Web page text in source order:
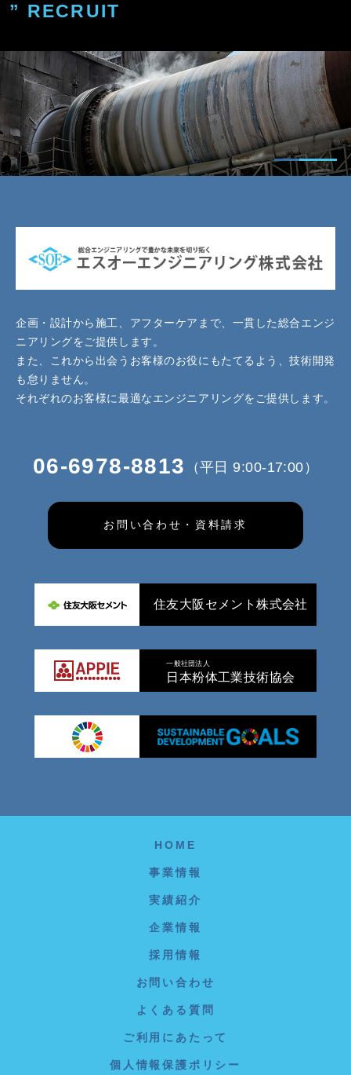
” RECRUIT
企画・設計から施工、アフターケアまで、一貫した総合エンジ
ニアリングをご提供します。
また、これから出会うお客様のお役にもたてるよう、技術開発
も怠りません。
それぞれのお客様に最適なエンジニアリングをご提供します。
06-6978-8813 （平日 9:00-17:00）
お問い合わせ・資料請求
住友大阪セメント株式会社
一般社団法人
日本粉体工業技術協会
HOME
事業情報
実績紹介
企業情報
採用情報
お問い合わせ
よくある質問
ご利用にあたって
個人情報保護ポリシー